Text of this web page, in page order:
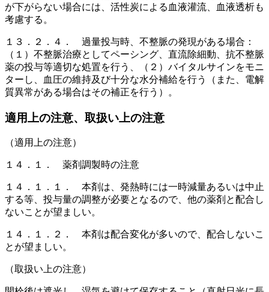
が下がらない場合には、活性炭による血液灌流、血液透析も
考慮する。
１３．２．４． 過量投与時、不整脈の発現がある場合：
（１）不整脈治療としてペーシング、直流除細動、抗不整脈
薬の投与等適切な処置を行う、（２）バイタルサインをモニ
ターし、血圧の維持及び十分な水分補給を行う（また、電解
質異常がある場合はその補正を行う）。
適用上の注意、取扱い上の注意
（適用上の注意）
１４．１． 薬剤調製時の注意
１４．１．１． 本剤は、発熱時には一時減量あるいは中止
する等、投与量の調整が必要となるので、他の薬剤と配合し
ないことが望ましい。
１４．１．２． 本剤は配合変化が多いので、配合しないこ
とが望ましい。
（取扱い上の注意）